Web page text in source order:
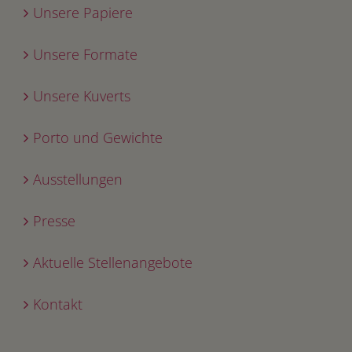
Unsere Papiere
Unsere Formate
Unsere Kuverts
Porto und Gewichte
Ausstellungen
Presse
Aktuelle Stellenangebote
Kontakt